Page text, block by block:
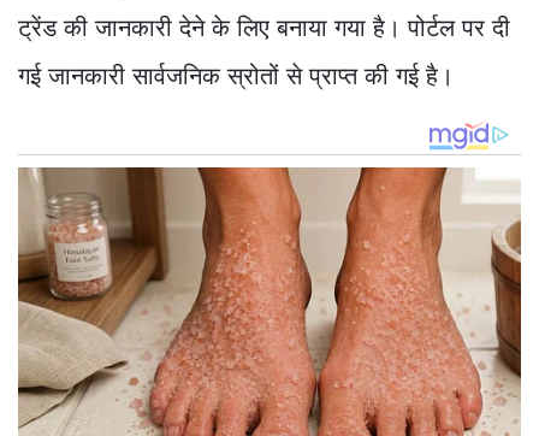
ट्रेंड की जानकारी देने के लिए बनाया गया है। पोर्टल पर दी
गई जानकारी सार्वजनिक स्रोतों से प्राप्त की गई है।